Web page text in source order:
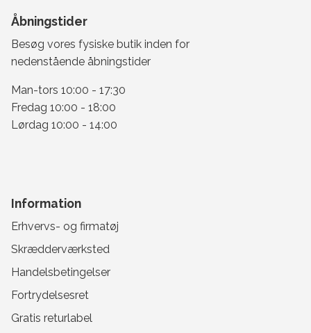
Åbningstider
Besøg vores fysiske butik inden for
nedenstående åbningstider
Man-tors 10:00 - 17:30
Fredag 10:00 - 18:00
Lørdag 10:00 - 14:00
Information
Erhvervs- og firmatøj
Skrædderværksted
Handelsbetingelser
Fortrydelsesret
Gratis returlabel